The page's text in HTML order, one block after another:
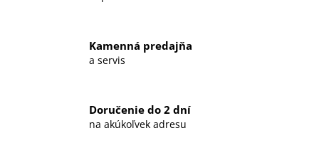
Kamenná predajňa
a servis
Doručenie do 2 dní
na akúkoľvek adresu